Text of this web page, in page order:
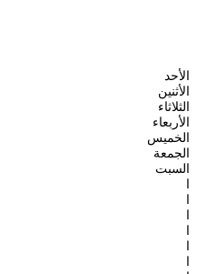
الأحد
الأثنين
الثلاثاء
الأربعاء
الخميس
الجمعة
السبت
ا
ا
ا
ا
ا
ا